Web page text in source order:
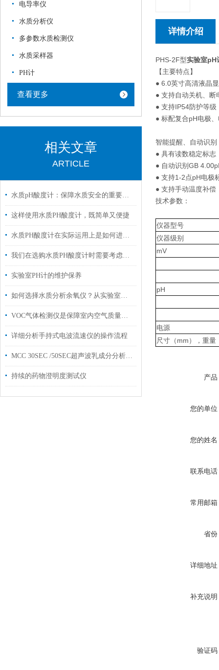
电导率仪
水质分析仪
多参数水质检测仪
水质采样器
PH计
查看更多
相关文章
ARTICLE
水质pH酸度计：保障水质安全的重要工具
这样使用水质PH酸度计，既简单又便捷
水质PH酸度计在实际运用上是如何进行安装维护的？
我们在选购水质PH酸度计时需要考虑以下几点
实验室PH计的维护保养
如何选择水质分析余氧仪？从实验室到工业场景的选型差异分析
VOC气体检测仪是保障室内空气质量的守护者
详细分析手持式电波流速仪的操作流程
MCC 30SEC /50SEC超声波乳成分分析仪体积参数指标
持续的药物澄明度测试仪
详情介绍
PHS-2F型实验室pH
【主要特点】
● 6.0英寸高清液晶
● 支持自动关机、断
● 支持IP54防护等级
● 标配复合pH电极
智能提醒、自动识别
● 具有读数稳定标志
● 自动识别GB
● 支持1-2点pH电极
● 支持手动温度补偿
技术参数：
仪器型号
仪器级别
mV
pH
电源
尺寸（mm），重量
产品
您的单位
您的姓名
联系电话
常用邮箱
省份
详细地址
补充说明
验证码